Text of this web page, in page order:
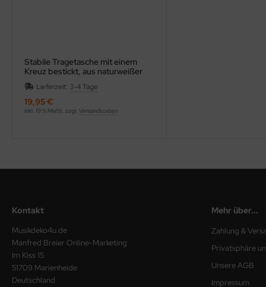
Stabile Tragetasche mit einem
Kreuz bestickt, aus naturweißer
Baumwolle mit Reißverschluss
Lieferzeit: 3-4 Tage
19,95 €
inkl. 19 % MwSt. zzgl. Versandkosten
Kontakt
Musikdeko4u.de
Manfred Breier Online-Marketing
Im Kiss 15
51709 Marienheide
Deutschland
Mehr über...
Zahlung &
Privatsphäre
Unsere AGB
Impressum